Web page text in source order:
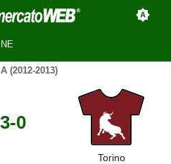
(2012-2013)
3-0
Torino